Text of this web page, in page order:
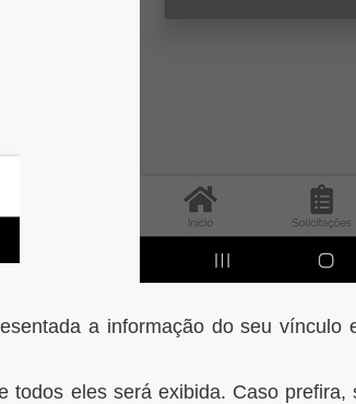
a informação do seu vínculo
todos eles será exibida. Caso prefira,